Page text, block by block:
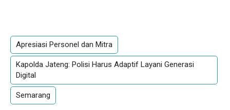
Apresiasi Personel dan Mitra
Kapolda Jateng: Polisi Harus Adaptif Layani Generasi
Digital
Semarang